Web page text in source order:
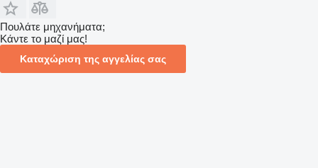
Πουλάτε μηχανήματα;
Κάντε το μαζί μας!
Καταχώριση της αγγελίας σας